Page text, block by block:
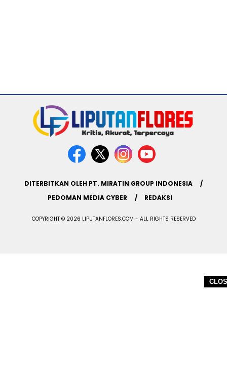
DITERBITKAN OLEH PT. MIRATIN GROUP INDONESIA
PEDOMAN MEDIA CYBER
REDAKSI
COPYRIGHT © 2026 LIPUTANFLORES.COM - ALL RIGHTS RESERVED